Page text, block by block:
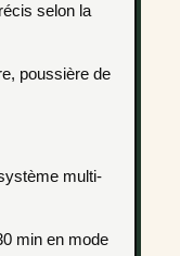
selon la
poussière de
multi-
min en mode